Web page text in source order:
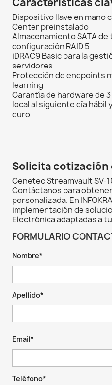
Características
Dispositivo llave en
Center preinstalado
Almacenamiento SATA
configuración RAID 5
iDRAC9 Basic para la
servidores
Protección de endpoints
learning
Garantía de hardware de
local al siguiente día hábil
duro
Solicita cotización
Genetec Streamvault SV-
Contáctanos para
personalizada. En
implementación de
Electrónica adaptadas a
FORMULARIO
Nombre*
Apellido*
Email*
Teléfono*